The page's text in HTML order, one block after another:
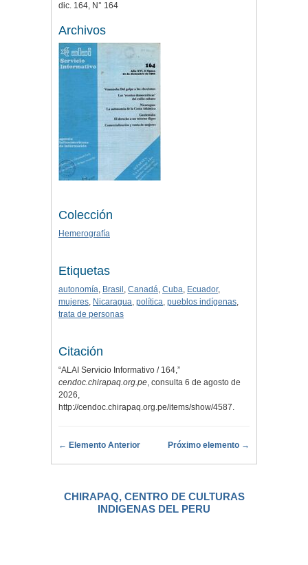
dic. 164, N° 164
Archivos
Colección
Hemerografía
Etiquetas
autonomía, Brasil , Canadá, Cuba, Ecuador,
mujeres, Nicaragua, política, pueblos indígenas,
trata de personas
Citación
“ALAI Servicio Informativo / 164,”
cendoc.chirapaq.org.pe, consulta 6 de agosto de
2026,
http://cendoc.chirapaq.org.pe/items/show/4587.
← Elemento Anterior Próximo elemento →
CHIRAPAQ, CENTRO DE CULTURAS
INDIGENAS DEL PERU